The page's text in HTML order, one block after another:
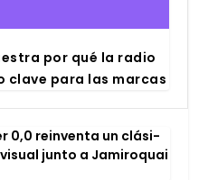
por qué la radio
cla­ve para las mar­cas
0,0 rein­ven­ta un clá­si­
jun­to a Jami­ro­quai